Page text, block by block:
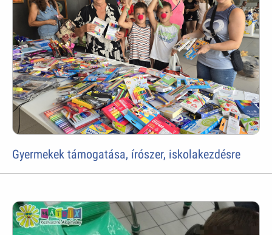
Gyermekek támogatása, írószer, iskolakezdésre